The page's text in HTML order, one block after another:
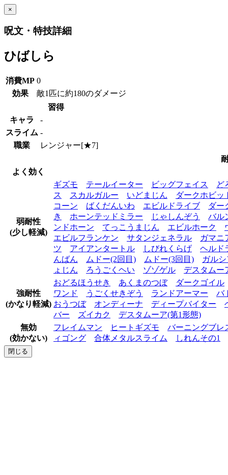
×
呪文・特技詳細
ひばしら
消費MP 0
効果
敵1匹に約180のダメージ
習得
キャラ
-
スライム -
職業
レンジャー[★7]
よく効く
弱耐性
(少し軽減)
ギズモ テールイーター ビッグフェイス
ど
ス
スカルガルー いどまじん
ダークホビッ
コーン
ばくだんいわ エビルドライブ
ダー
き
ホーンテッドミラー じゃしんぞう
バル
ンドホーン
てっこうまじん エビルホーク
エビルフランケン
サタンジェネラル
ガマニ
ツ
アイアンタートル しびれくらげ
ヘルド
んばん
ムドー(2回目) ムドー(3回目)
ガル
ょじん
ろうごくヘい ゾゾゲル デスタムー
強耐性
(かなり軽減)
おどるほうせき あくまのつぼ
ダークゴイル
ワンド
うごくせきぞう ランドアーマー
バ
おうつぼ
オンディーナ ディープバイター
バー
ズイカク
デスタムーア(第1形態)
無効
(効かない)
フレイムマン ヒートギズモ
バーニングブレ
ィゴング
合体メタルスライム しれんその1
閉じる